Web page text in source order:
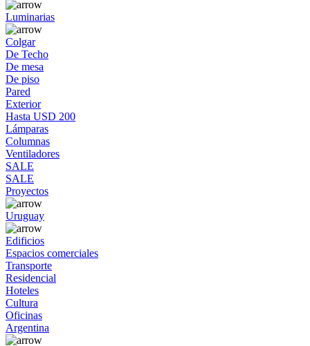
Luminarias
Colgar
De Techo
De mesa
De piso
Pared
Exterior
Hasta USD 200
Lámparas
Columnas
Ventiladores
SALE
SALE
Proyectos
Uruguay
Edificios
Espacios comerciales
Transporte
Residencial
Hoteles
Cultura
Oficinas
Argentina